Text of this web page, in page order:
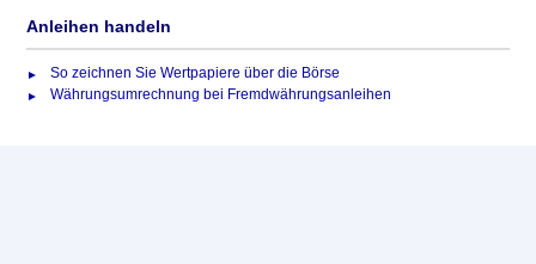
Anleihen handeln
So zeichnen Sie Wertpapiere über die Börse
Währungsumrechnung bei Fremdwährungsanleihen